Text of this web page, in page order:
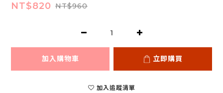
NT$820 NT$960
加入購物車 立即購買
加入追蹤清單